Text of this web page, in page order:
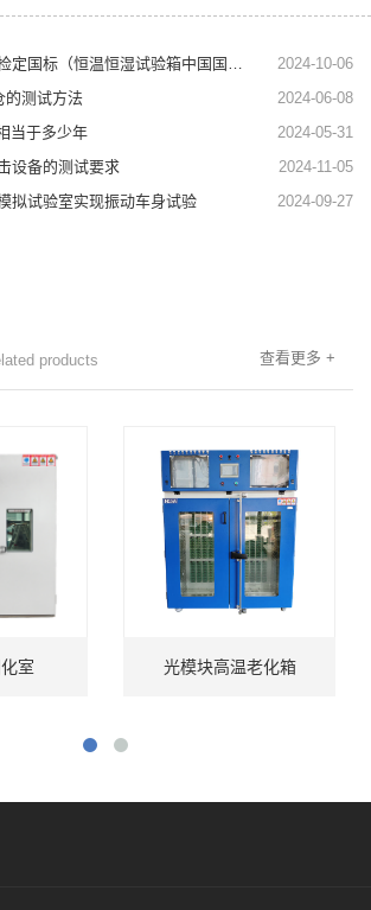
2024-10-06
的测试方法
2024-06-08
当于多少年
2024-05-31
设备的测试要求
2024-11-05
拟试验室实现振动车身试验
2024-09-27
products 查看更多 +
室 光模块高温老化箱